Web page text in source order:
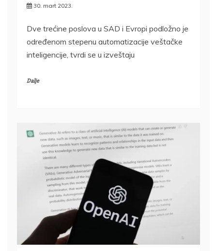
30. mart 2023.
Dve trećine poslova u SAD i Evropi podložno je
određenom stepenu automatizacije veštačke
inteligencije, tvrdi se u izveštaju
Dalje